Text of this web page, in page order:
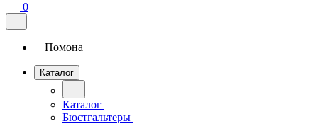
0
Помона
Каталог
Каталог
Бюстгальтеры